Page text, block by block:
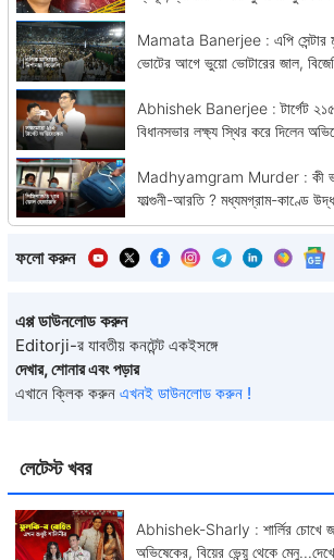
লেটেস্ট খবর
Abhishek-Sharly : শার্লির চোখে
অভিষেকের, বিয়ের ভেন্য়ু থেকে
Mamata Banerjee : এপি সেন্টার
ভোটের আগে ভুয়ো ভোটারের জাল,
Abhishek Banerjee : টার্গেট ২১৫,
বিধানসভার লক্ষ্য স্থির করে দিলেন
Madhyamgram Murder : কী
ফাল্গুনী-আরতি ? মধ্যমগ্রাম-কাণ্ডে
ফলো করুন
এপ্প ডাউনলোড করুন
Editorji-র যাবতীয় কনটেন্ট একইসঙ্গে
দেখার, শোনার এবং পড়ার
এখানে ক্লিক করুন এখনই ডাউনলোড করুন !